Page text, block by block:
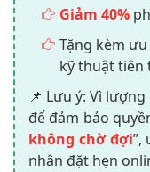
Giảm 40%
Tặng kèm
kỹ thuật tiên
📌 Lưu ý: Vì
để đảm bảo
không chờ đợi”,
nhân đặt hẹn